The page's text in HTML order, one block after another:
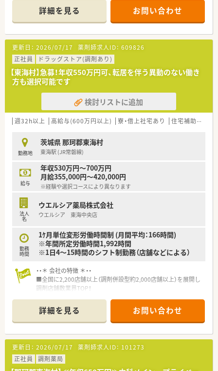
詳細を見る お問い合わせ
更新日： 2026/07/17 薬剤師求人ID： 609826
正社員
ドラッグストア(調剤あり)
【東海村】急募！年収550万円可、転居を伴う異動のない働き
方も選択可能です
検討リストに追加
週32h以上 高給与(600万円以上) 寮・借上社宅あり 住宅補助(手当)あり
勤務地
茨城県 那珂郡東海村
東海駅 (JR常磐線)
給与
年収530万円～700万円
月給355,000円～420,000円
※経験や選択コースにより異なります
法人
名
ウエルシア薬局株式会社
ウエルシア 東海中央店
勤務
時間
1ｹ月単位変形労働時間制 (月間平均：166時間)
※年間所定労働時間1,992時間
※1日4～15時間のシフト制勤務（店舗などによる）
・・＊ 会社の特徴 ＊・・
■全国に2,200店舗以上（調剤併設型約2,000店舗以上）を展開し
調剤店舗数業界TOP！
頑張り次第で高給与も可能！
■経験や勤務コースによりますが、経験の少ない方でも500万前
半スタートと業界TOP水準！
■職種や職域に合わせ、豊富な社内研修や外部組織と連携した研
修を用意されています
■薬剤師が中心の会社だからこそ活躍できるキャリアパスが多
種多様に用意されています。
■店舗拡大に伴い、エリアマネジャーや営業部長等のマネジメン
詳細を見る お問い合わせ
更新日： 2026/07/17 薬剤師求人ID： 101273
正社員
調剤薬局